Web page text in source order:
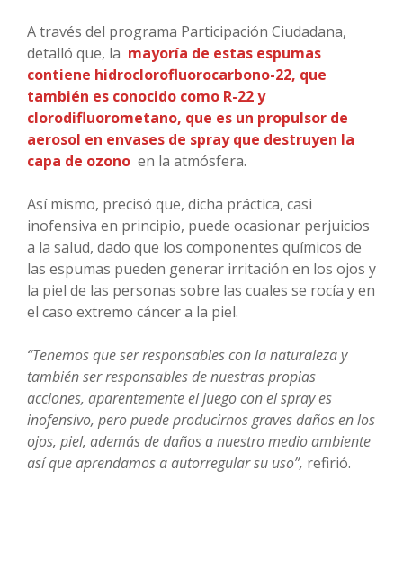
A través del programa Participación Ciudadana,
detalló que, la mayoría de estas espumas
contiene hidroclorofluorocarbono-22, que
también es conocido como R-22 y
clorodifluorometano, que es un propulsor de
aerosol en envases de spray que destruyen la
capa de ozono en la atmósfera.
Así mismo, precisó que, dicha práctica, casi
inofensiva en principio, puede ocasionar perjuicios
a la salud, dado que los componentes químicos de
las espumas pueden generar irritación en los ojos y
la piel de las personas sobre las cuales se rocía y en
el caso extremo cáncer a la piel.
“Tenemos que ser responsables con la naturaleza y
también ser responsables de nuestras propias
acciones, aparentemente el juego con el spray es
inofensivo, pero puede producirnos graves daños en los
ojos, piel, además de daños a nuestro medio ambiente
así que aprendamos a autorregular su uso”, refirió.